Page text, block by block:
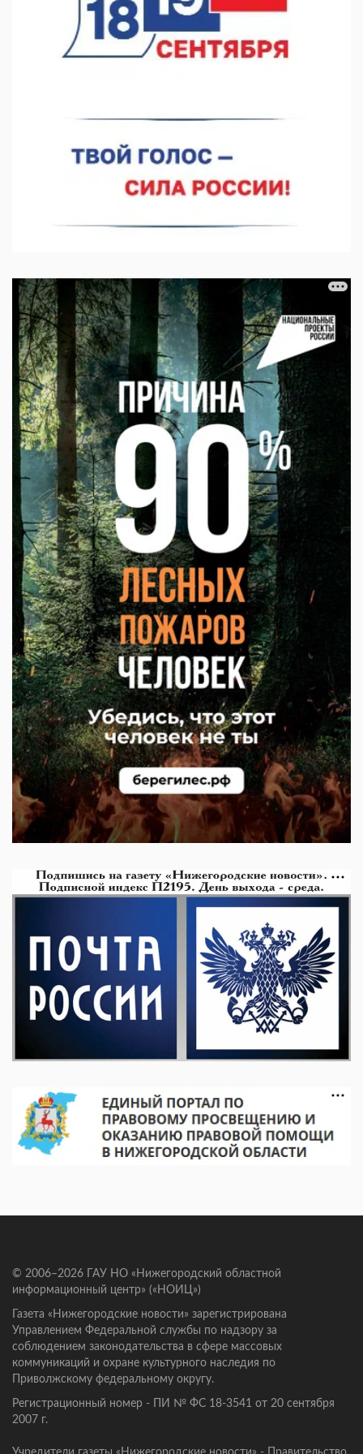
07.08.2026 11:03
© 2006–2026 ГАУ НО «Нижегородский областной
информационный центр» («НОИЦ»)
Газета «Нижегородские новости» зарегистрирована
Управлением Федеральной службы по надзору за
соблюдением законодательства в сфере массовых
коммуникаций и охране культурного наследия по
Приволжскому федеральному округу.
Регистрационный номер - ПИ № ФС 18-3541 от 20 сентября
2007 г.